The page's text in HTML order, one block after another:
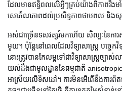
ដែលមានឥទ្ធិពលលើអ្វីៗគ្រប់យ៉ាងពីភាពរឹងមាំ
សោភ័ណភាពដល់ប្រសិទ្ធភាពថាមពល និងសុវត្
អស់ជាច្រើនទសវត្សរ៍មកហើយ សិល្បៈនៃការ
មួយ។ ប៉ុន្តែនៅពេលដែលវិទ្យាសាស្រ្ត បច្ចេកវិទ្
នោះត្រូវបានកែលម្អទៅជាវិទ្យាសាស្ត្រច្បាស់
យល់ដឹងជាមូលដ្ឋាននៃធម្មជាតិ
អាស្រ័យលើទិសដៅ។ ការមិនអើពើនឹងការពិត